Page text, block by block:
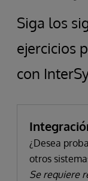
Siga los
ejercicios
con
¿Desea
otros
Se requiere